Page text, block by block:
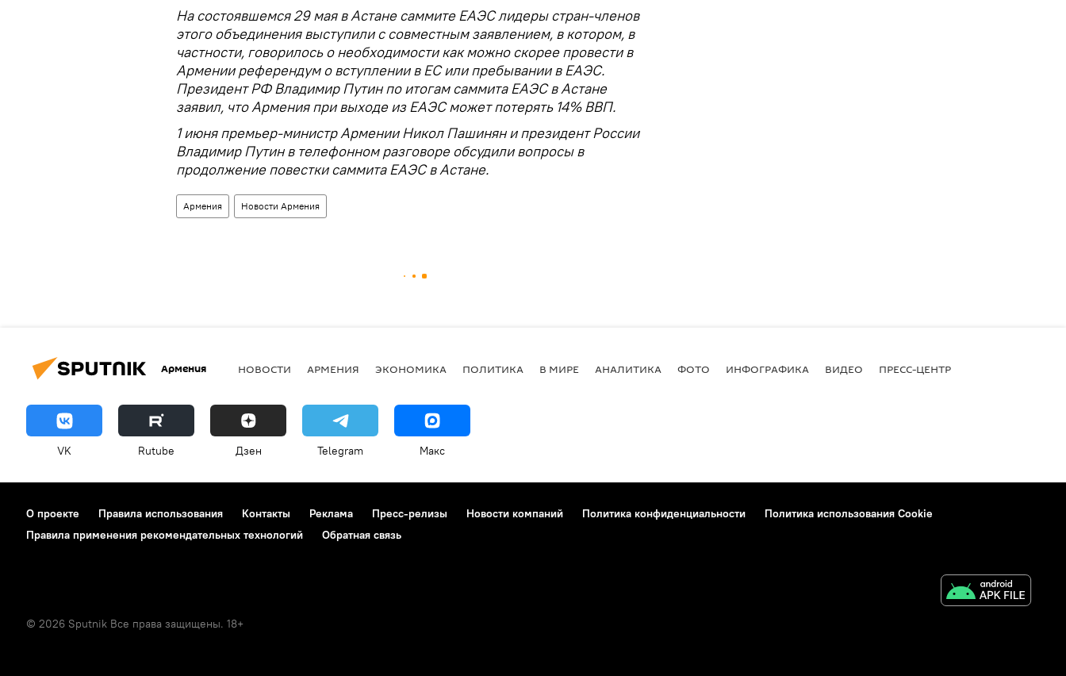
На состоявшемся 29 мая в Астане саммите ЕАЭС лидеры стран-членов
этого объединения выступили с совместным заявлением, в котором, в
частности, говорилось о необходимости как можно скорее провести в
Армении референдум о вступлении в ЕС или пребывании в ЕАЭС.
Президент РФ Владимир Путин по итогам саммита ЕАЭС в Астане
заявил, что Армения при выходе из ЕАЭС может потерять 14% ВВП.
1 июня премьер-министр Армении Никол Пашинян и президент России
Владимир Путин в телефонном разговоре обсудили вопросы в
продолжение повестки саммита ЕАЭС в Астане.
Армения Новости Армения
Армения НОВОСТИ АРМЕНИЯ ЭКОНОМИКА ПОЛИТИКА В МИРЕ АНАЛИТИКА ФОТО ИНФОГРАФИКА ВИДЕО ПРЕСС-ЦЕНТР
VK Rutube Дзен Telegram Макс
О проекте Правила использования Контакты Реклама Пресс-релизы Новости компаний Политика конфиденциальности
Политика использования Cookie
Правила применения рекомендательных технологий
Обратная связь
© 2026 Sputnik Все права защищены. 18+